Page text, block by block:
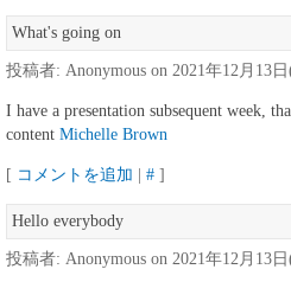
What's going on
投稿者: Anonymous on 2021年12月13
I have a presentation subsequent week,
content Michelle Brown
[ コメントを追加 # ]
Hello everybody
投稿者: Anonymous on 2021年12月13